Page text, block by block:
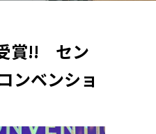
賞!! セン
ンベンショ